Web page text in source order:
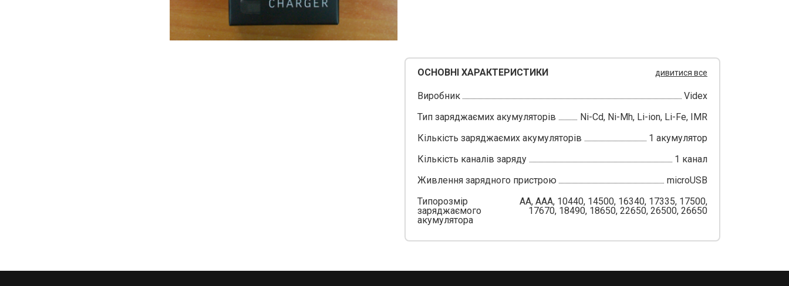
ОСНОВНІ ХАРАКТЕРИСТИКИ дивитися все
Виробник
Videx
Тип заряджаємих акумуляторів
Ni-Cd, Ni-Mh, Li-ion, Li-Fe, IMR
Кількість заряджаємих акумуляторів
1 акумулятор
Кількість каналів заряду
1 канал
Живлення зарядного пристрою
microUSB
Типорозмір
заряджаємого
акумулятора
AA, AAA, 10440, 14500, 16340, 17335, 17500,
17670, 18490, 18650, 22650, 26500, 26650